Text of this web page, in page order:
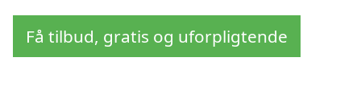
Få tilbud, gratis og uforpligtende